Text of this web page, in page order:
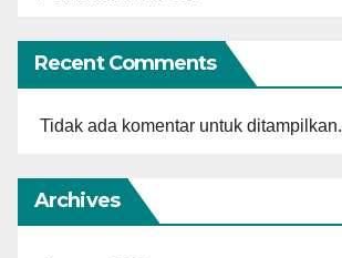
Recent Comments
Tidak ada komentar untuk ditampilkan.
Archives